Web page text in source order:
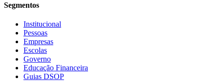
Segmentos
Institucional
Pessoas
Empresas
Escolas
Governo
Educação Financeira
Guias DSOP